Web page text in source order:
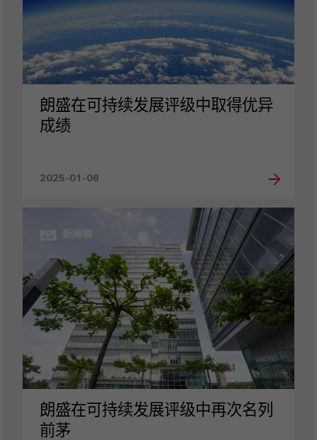
朗盛在可持续发展评级中取得优异
成绩
2025-01-08
新闻稿
朗盛在可持续发展评级中再次名列
前茅